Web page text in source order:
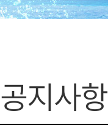
SMiniz
프렌즈팝콘
프렌즈타운
공지사항